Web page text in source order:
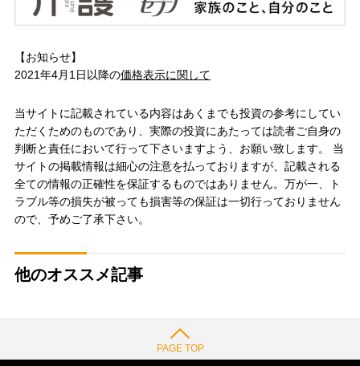
【お知らせ】
2021年4月1日以降の価格表示に関して
当サイトに記載されている内容はあくまでも投資の参考にしてい
ただくためのものであり、実際の投資にあたっては読者ご自身の
判断と責任において行って下さいますよう、お願い致します。 当
サイトの掲載情報は細心の注意を払っておりますが、記載される
全ての情報の正確性を保証するものではありません。万が一、ト
ラブル等の損失が被っても損害等の保証は一切行っておりません
ので、予めご了承下さい。
他のオススメ記事
PAGE TOP